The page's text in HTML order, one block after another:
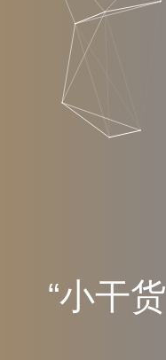
“小干货